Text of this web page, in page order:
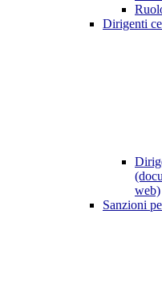
Dirigenti
web)
Sanzioni